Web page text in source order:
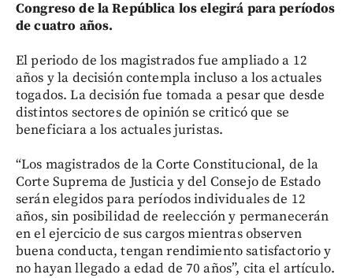
Congreso de la República los elegirá para períodos
de cuatro años.
El periodo de los magistrados fue ampliado a 12
años y la decisión contempla incluso a los actuales
togados. La decisión fue tomada a pesar que desde
distintos sectores de opinión se criticó que se
beneficiara a los actuales juristas.
“Los magistrados de la Corte Constitucional, de la
Corte Suprema de Justicia y del Consejo de Estado
serán elegidos para períodos individuales de 12
años, sin posibilidad de reelección y permanecerán
en el ejercicio de sus cargos mientras observen
buena conducta, tengan rendimiento satisfactorio y
no hayan llegado a edad de 70 años”, cita el artículo.